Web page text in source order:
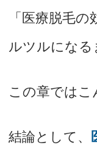
「医療脱毛
ルツルになる
この章ではこ
結論として、